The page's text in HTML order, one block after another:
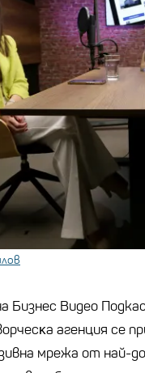
Бизнес Видео
aгeнция ce
мpeжa oт нaй-